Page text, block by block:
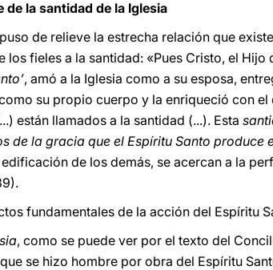
de la santidad de la Iglesia
de relieve la estrecha relación que
fieles a la santidad: «Pues Cristo, el Hijo
, amó a la Iglesia como a su esposa,
su propio cuerpo y la enriqueció con
están llamados a la santidad (...). Esta
de la gracia que el Espíritu Santo produce
de los demás, se acercan a la
fundamentales de la acción del Espíritu
, como se puede ver por el texto del
se hizo hombre por obra del Espíritu